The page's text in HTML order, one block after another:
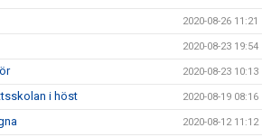
2020-08-26 11:21
2020-08-23 19:54
2020-08-23 10:13
i höst 2020-08-19 08:16
2020-08-12 11:12